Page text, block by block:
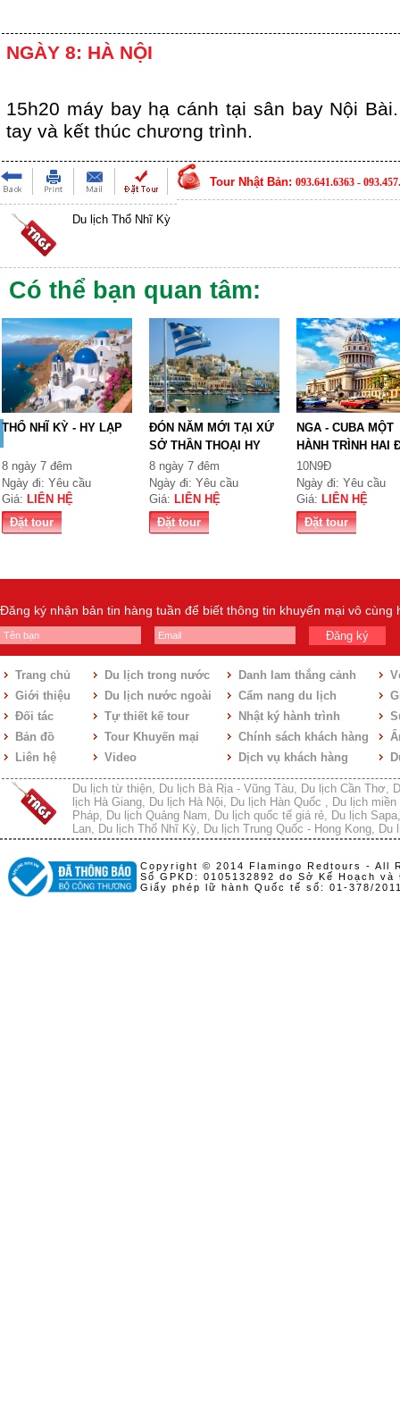
NGÀY 8: HÀ NỘI
15h20 máy bay hạ cánh tại sân bay Nội
tay và kết thúc chương trình.
Tour Nhật Bản: 093.641.6363 -
Du lịch Thổ Nhĩ Kỳ
Có thể bạn quan tâm:
THỔ NHĨ KỲ - HY LẠP
8 ngày 7 đêm
Ngày đi: Yêu cầu
Giá: LIÊN HỆ
Đặt tour
ĐÓN NĂM MỚI TẠI XỨ
SỞ THẦN THOẠI HY
LẠ...
8 ngày 7 đêm
Ngày đi: Yêu cầu
Giá: LIÊN HỆ
Đặt tour
NGA - CUBA MỘT
HÀNH TRÌNH HAI
ĐẾN
10N9Đ
Ngày đi: Yêu cầu
Giá: LIÊN HỆ
Đặt tour
Đăng ký nhận bản tin hàng tuần để biết thông tin khuyến mại vô cùng
Đăng ký
Trang chủ
Giới thiệu
Đối tác
Bản đồ
Liên hệ
Du lịch trong nước
Du lịch nước ngoài
Tự thiết kế tour
Tour Khuyến mại
Video
Danh lam thắng cảnh
Cẩm nang du lịch
Nhật ký hành trình
Chính sách khách hàng
Dịch vụ khách hàng
Du lịch từ thiện Du lịch Bà Rịa - Vũng Tàu Du lịch Cần Thơ
lịch Hà Giang
Du lịch Hà Nội Du lịch Hàn Quốc
Du lịch miền
Pháp
Du lịch Quảng Nam Du lịch quốc tế giá rẻ Du lịch Sapa
Lan
Du lịch Thổ Nhĩ Kỳ Du lịch Trung Quốc - Hong Kong Du
Copyright © 2014 Flamingo Redtours - All
Số GPKD: 0105132892 do Sở Kế Hoạch
Giấy phép lữ hành Quốc tế số: 01-378/